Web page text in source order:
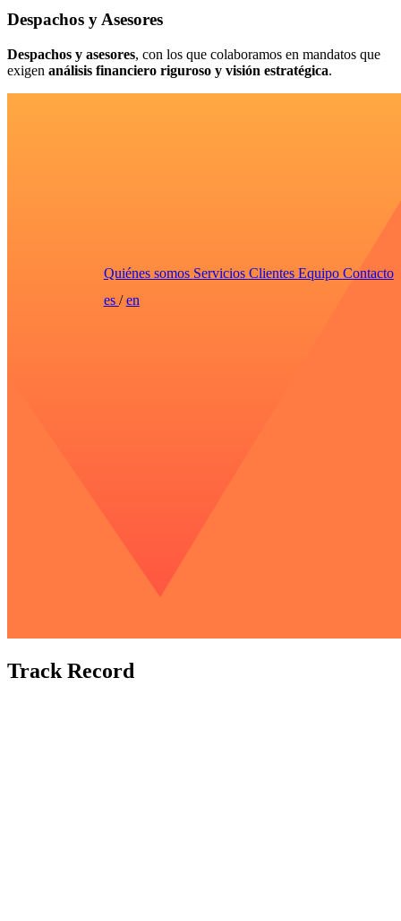
Quiénes somos Servicios Clientes Equipo Contacto
es / en
Despachos y Asesores
Despachos y asesores, con los que colaboramos en mandatos que
exigen análisis financiero riguroso y visión estratégica.
Track Record